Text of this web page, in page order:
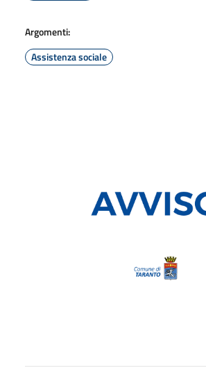
Argomenti:
Assistenza sociale